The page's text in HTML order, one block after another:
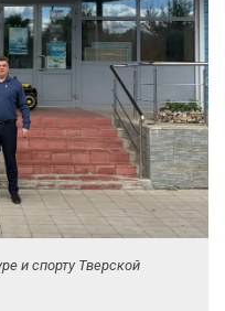
и спорту Тверской